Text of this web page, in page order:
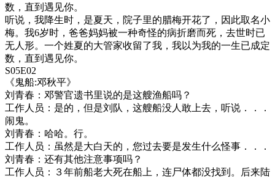
数，直到遇见你。
听说，我降生时，是夏天，院子里的腊梅开花了，因此取名小
梅。我6岁时，爸爸妈妈被一种奇怪的病折磨而死，去世时已
无人形。一个姓夏的大管家收留了我，我以为我的一生已成定
数，直到遇见你。
S05E02
《鬼船:邓秋平》
刘青春：邓警官遗书里说的是这艘渔船吗？
工作人员：是的，但是刘队，这艘船没人敢上去，听说．．．
闹鬼。
刘青春：哈哈。行。
工作人员：虽然是大白天的，您过去要是发生什么怪事．．．
刘青春：还有其他注意事项吗？
工作人员：３年前船老大死在船上，连尸体都没找到。后来陆